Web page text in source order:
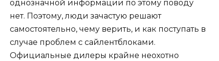
однозначной информации по этому поводу
нет. Поэтому, люди зачастую решают
самостоятельно, чему верить, и как поступать в
случае проблем с сайлентблоками.
Официальные дилеры крайне неохотно